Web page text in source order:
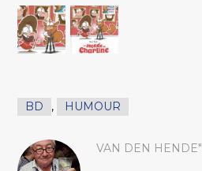
BD , HUMOUR
VAN DEN HENDE"